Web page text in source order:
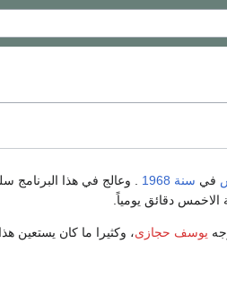
في سنة 1968 . وعالج في هذا البرنامج
دقائق يومياً.
يوسف حجازى، وكثيرا ما كان يستعين